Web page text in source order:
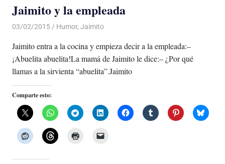
Jaimito y la empleada
03/02/2015 Luis Castellanos
Humor, Jaimito
Jaimito entra a la cocina y empieza decir a la empleada:–
¡Abuelita abuelita!La mamá de Jaimito le dice:– ¿Por qué
llamas a la sirvienta “abuelita”.Jaimito
Comparte esto: